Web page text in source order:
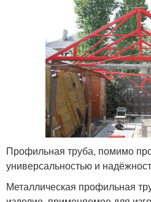
Профильная труба, помимо
универсальностью и
Металлическая профильная